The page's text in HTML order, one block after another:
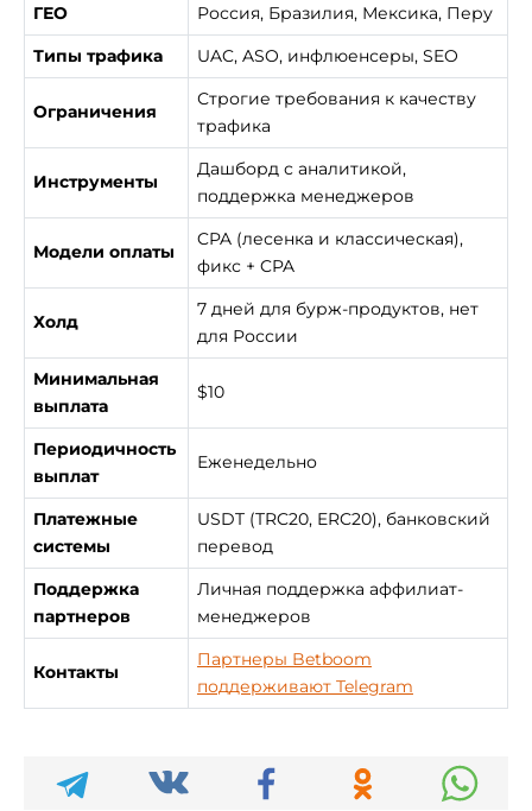
ГЕО
Россия, Бразилия, Мексика, Перу
Типы трафика
UAC, ASO, инфлюенсеры, SEO
Ограничения
Строгие требования к качеству
трафика
Инструменты
Дашборд с аналитикой,
поддержка менеджеров
Модели оплаты
CPA (лесенка и классическая),
фикс + CPA
Холд
7 дней для бурж-продуктов, нет
для России
Минимальная
выплата
$10
Периодичность
выплат
Еженедельно
Платежные
системы
USDT (TRC20, ERC20), банковский
перевод
Поддержка
партнеров
Личная поддержка аффилиат-
менеджеров
Контакты
Партнеры Betboom
поддерживают Telegram